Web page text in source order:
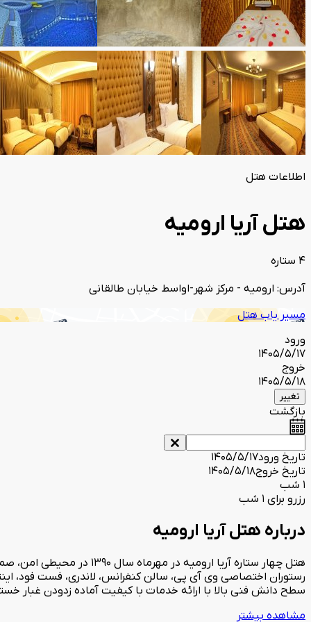
اطلاعات هتل
هتل آریا ارومیه
4 ستاره
آدرس: ارومیه - مرکز شهر-اواسط خیابان طالقانی
مسیر یاب هتل
ورود
1405/5/17
خروج
1405/5/18
تغییر
بازگشت
تاریخ ورود1405/5/17
تاریخ خروج1405/5/18
1 شب
رزرو برای 1 شب
درباره هتل آریا ارومیه
هتل چهار ستاره آریا
رستوران اختصاصی وی آی پی، سالن کنفرانس، لاندری، فست فود،
سطح دانش فنی بالا با ارائه خدمات با کیفیت آماده زدودن غبار
مشاهده بیشتر